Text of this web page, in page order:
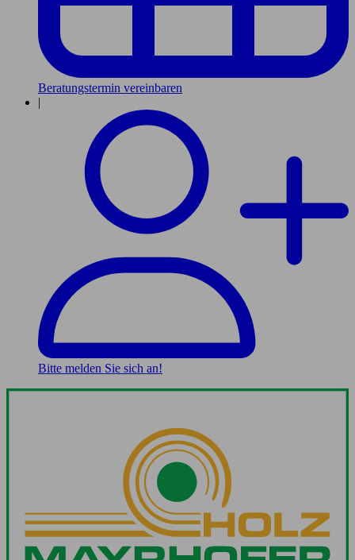
Beratungstermin vereinbaren
|
Bitte melden Sie sich an!